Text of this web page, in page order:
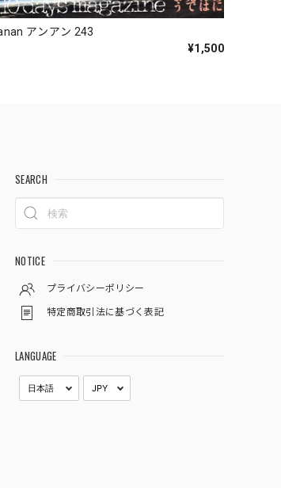
アンアン 243
¥1,500
SEARCH
NOTICE
プライバシーポリシー
特定商取引法に基づく表記
LANGUAGE